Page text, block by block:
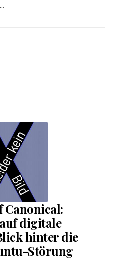
digitale
hinter die
Störung